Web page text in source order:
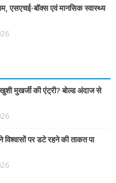
एसएचई-बॉक्स एवं मानसिक स्वास्थ्य
मुखर्जी की एंट्री? बोल्ड अंदाज से
पर डटे रहने की ताकत पा